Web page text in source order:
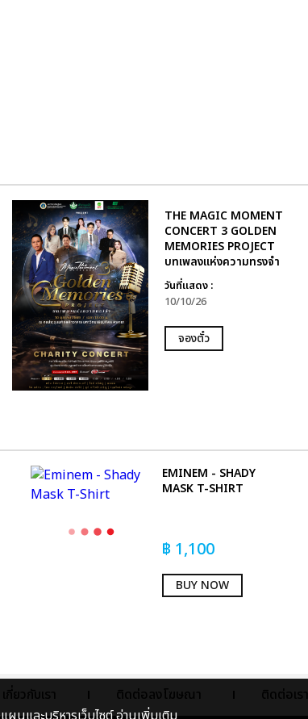
THE MAGIC MOMENT
CONCERT 3 GOLDEN
MEMORIES PROJECT
บทเพลงแห่งความทรงจำ
วันที่แสดง :
10/10/26
จองตั๋ว
EMINEM - SHADY
MASK T-SHIRT
฿ 1,100
BUY NOW
เกี่ยวกับเรา ติดต่อลงโฆษณา
ติดต่อเรา